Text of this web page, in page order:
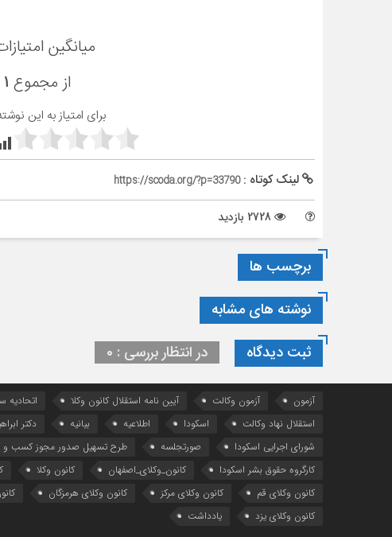
میانگین
از مجموع ۱
برای امتیاز به این
لینک کوتاه :https://scoda.org/?p=33790
برچسب ها
نوشته های مشابه
ثبت دیدگاه
در انتظار بررسی : 0
آزمون آزمون وکالت آیین ‌نامه استقلال کانون وکلا اتحادیه
استقلال نهاد وکالت
اسکودا اطلاعیه بیانیه دکتر
شورای اجرایی اسکودا
صورتجلسه طرح تسهیل صدور مجوز کسب و
کارگروه حقوق بشر اسکودا
کانون_وکلای_اصفهان کانون وکلا
کانون وکلای قم
کانون وکلای مرکز کانون وکلای هرمزگان
کانون وکلای یزد
یادداشت